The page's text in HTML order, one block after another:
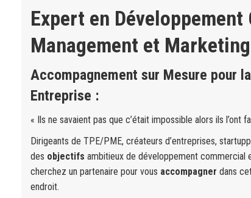
Expert en Développement
Management et Marketing
Accompagnement sur Mesure pour
Entreprise :
« Ils ne savaient pas que c’était impossible alors ils l’ont
Dirigeants de TPE/PME, créateurs d’entreprises,
des objectifs ambitieux de développement commercial
cherchez un partenaire pour vous accompagner dans
endroit.